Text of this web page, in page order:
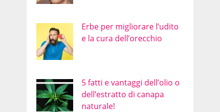
Erbe per migliorare l’udito
e la cura dell’orecchio
5 fatti e vantaggi dell’olio o
dell’estratto di canapa
naturale!